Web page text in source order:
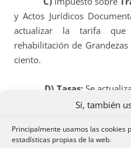
Sí, también
Principalmente usamos las cookies
estadísticas propias de la web.
y Actos Jurídicos
actualizar la tarifa
rehabilitación de
ciento.
D) Tasas:Se
cuantía fija de las tasas de
por normas dictadas en el